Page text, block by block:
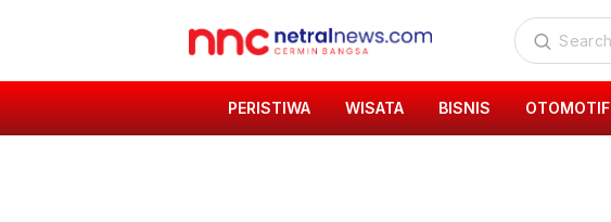
PERISTIWA WISATA BISNIS OTOMOTIF